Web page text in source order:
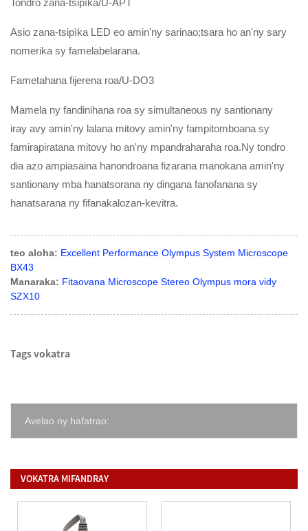
Tondro zana-tsipìka/U-APT
Asio zana-tsipìka LED eo amin'ny sarinao;tsara ho an'ny sary
nomerika sy famelabelarana.
Fametahana fijerena roa/U-DO3
Mamela ny fandinihana roa sy simultaneous ny santionany
iray avy amin'ny lalana mitovy amin'ny fampitomboana sy
famirapiratana mitovy ho an'ny mpandraharaha roa.Ny tondro
dia azo ampiasaina hanondroana fizarana manokana amin'ny
santionany mba hanatsorana ny dingana fanofanana sy
hanatsarana ny fifanakalozan-kevitra.
teo aloha: Excellent Performance Olympus System Microscope
BX43
Manaraka: Fitaovana Microscope Stereo Olympus mora vidy
SZX10
Tags vokatra
Avelao ny hafatrao:
VOKATRA MIFANDRAY